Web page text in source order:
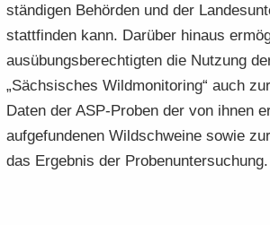
stän­di­gen Be­hör­den und der
statt­fin­den kann. Dar­über hin­aus
aus­übungs­be­rech­tig­ten die Nut­zung
„Säch­si­sches Wild­mo­ni­to­ring“ auch
Daten der ASP-​Proben der von ihnen
auf­ge­fun­de­nen Wild­schwei­ne sowie
das Er­geb­nis der Pro­ben­un­ter­su­chung.